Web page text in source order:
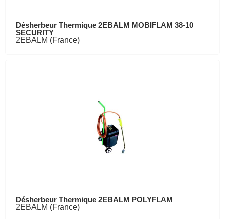
Désherbeur Thermique 2EBALM MOBIFLAM 38-10
SECURITY
2EBALM (France)
Désherbeur Thermique 2EBALM POLYFLAM
2EBALM (France)